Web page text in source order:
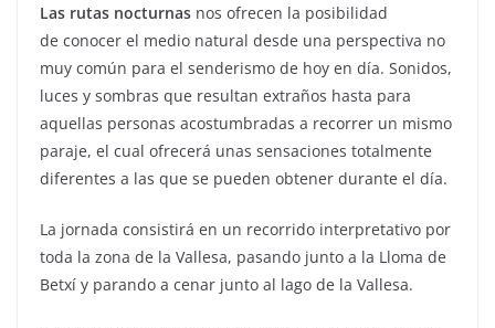
Las rutas nocturnas nos ofrecen la posibilidad
de conocer el medio natural desde una perspectiva no
muy común para el senderismo de hoy en día. Sonidos,
luces y sombras que resultan extraños hasta para
aquellas personas acostumbradas a recorrer un mismo
paraje, el cual ofrecerá unas sensaciones totalmente
diferentes a las que se pueden obtener durante el día.
La jornada consistirá en un recorrido interpretativo por
toda la zona de la Vallesa, pasando junto a la Lloma de
Betxí y parando a cenar junto al lago de la Vallesa.